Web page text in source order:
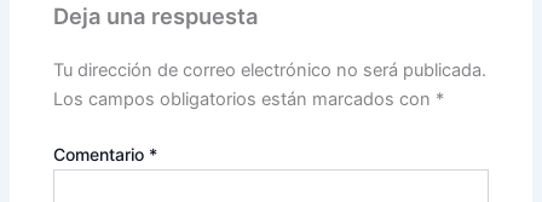
Deja una respuesta
Tu dirección de correo electrónico no será publicada.
Los campos obligatorios están marcados con *
Comentario *